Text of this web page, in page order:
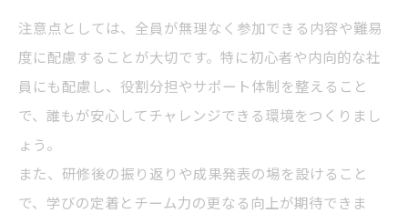
注意点としては、全員が無理なく参加できる内容や難易
度に配慮することが大切です。特に初心者や内向的な社
員にも配慮し、役割分担やサポート体制を整えること
で、誰もが安心してチャレンジできる環境をつくりまし
ょう。
また、研修後の振り返りや成果発表の場を設けること
で、学びの定着とチーム力の更なる向上が期待できま